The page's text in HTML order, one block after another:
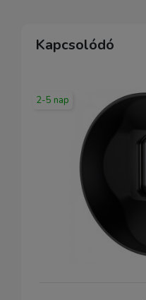
Kapcsolódó
2-5 nap